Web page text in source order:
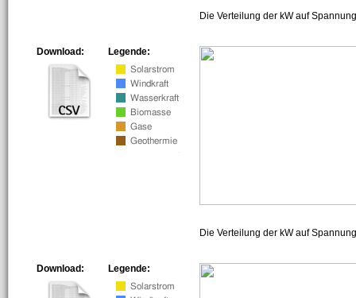
Die Verteilung der kW auf
Legende:
Download:
Die Verteilung der kW auf
Legende:
Download: